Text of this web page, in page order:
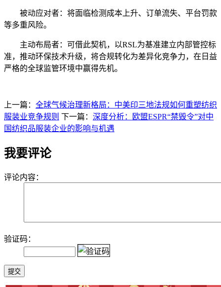
被动应对者：将面临检测成本上升、订单流失、平台罚款
等多重风险。
主动布局者：可借此契机，以RSL为基准建立内部管控标
准，推动环保技术升级，将合规转化为差异化竞争力，在日益
严格的全球监管环境中赢得先机。
上一篇： 全球气候治理新格局：中美印三地法规如何重塑纺织
服装业竞争规则 下一篇： 深度分析：欧盟ESPR“禁毁令”对中
国纺织品服装企业的影响与机遇
我要评论
评论内容：
验证码：